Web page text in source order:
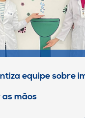
equipe sobre
mãos